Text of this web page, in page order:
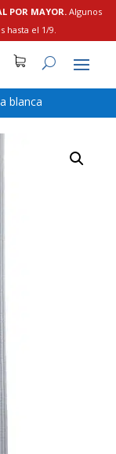
POR MAYOR. Algunos
hasta el 1/9.
blanca